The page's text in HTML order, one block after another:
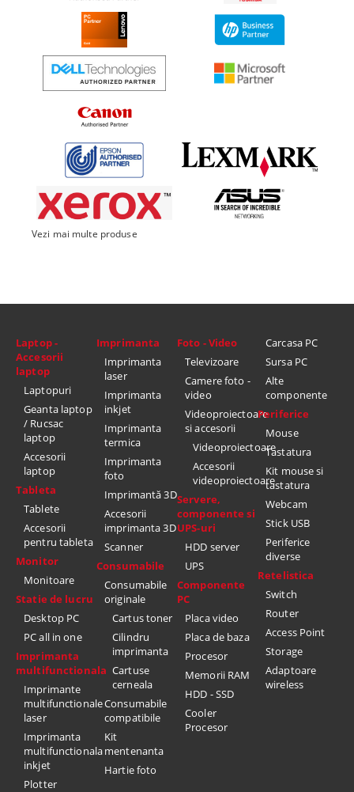
Vezi mai multe produse
Laptop -
Accesorii
laptop
Laptopuri
Geanta laptop
/ Rucsac
laptop
Accesorii
laptop
Tableta
Tablete
Accesorii
pentru tableta
Monitor
Monitoare
Statie de lucru
Desktop PC
PC all in one
Imprimanta
multifunctionala
Imprimante
multifunctionale
laser
Imprimanta
multifunctionala
inkjet
Plotter
Imprimanta
Imprimanta
laser
Imprimanta
inkjet
Imprimanta
termica
Imprimanta
foto
Imprimantă 3D
Accesorii
imprimanta 3D
Scanner
Consumabile
Consumabile
originale
Cartus toner
Cilindru
imprimanta
Cartuse
cerneala
Consumabile
compatibile
Kit
mentenanta
Hartie foto
Foto - Video
Televizoare
Camere foto -
video
Videoproiectoare
si accesorii
Videoproiectoare
Accesorii
videoproiectoare
Servere,
componente si
UPS-uri
HDD server
UPS
Componente
PC
Placa video
Placa de baza
Procesor
Memorii RAM
HDD - SSD
Cooler
Procesor
Carcasa PC
Sursa PC
Alte
componente
Periferice
Mouse
Tastatura
Kit mouse si
tastatura
Webcam
Stick USB
Periferice
diverse
Retelistica
Switch
Router
Access Point
Storage
Adaptoare
wireless